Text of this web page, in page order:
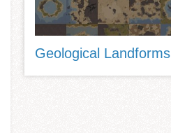
Geological Landforms